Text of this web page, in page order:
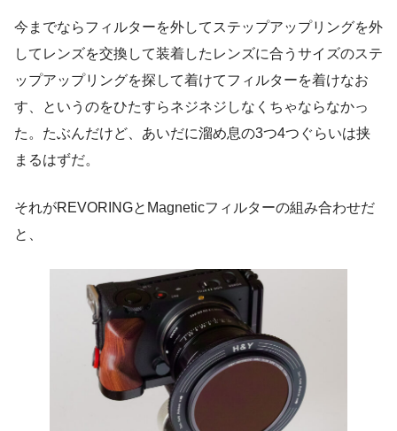
今までならフィルターを外してステップアップリングを外
してレンズを交換して装着したレンズに合うサイズのステ
ップアップリングを探して着けてフィルターを着けなお
す、というのをひたすらネジネジしなくちゃならなかっ
た。たぶんだけど、あいだに溜め息の3つ4つぐらいは挟
まるはずだ。
それがREVORINGとMagneticフィルターの組み合わせだ
と、